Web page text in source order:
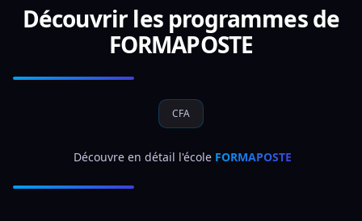
Découvrir les programmes de
FORMAPOSTE
CFA
Découvre en détail l'école FORMAPOSTE